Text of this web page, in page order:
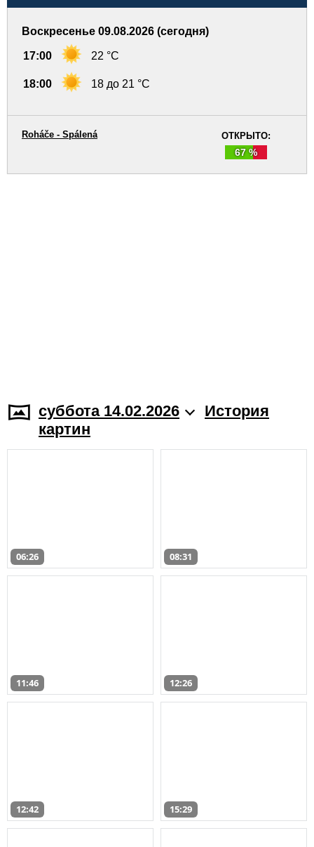
Воскресенье 09.08.2026 (сегодня)
17:00 22 °C
18:00 18 до 21 °C
ОТКРЫТО:
67 %
Roháče - Spálená
суббота 14.02.2026
История
картин
06:26 08:31
11:46 12:26
12:42 15:29